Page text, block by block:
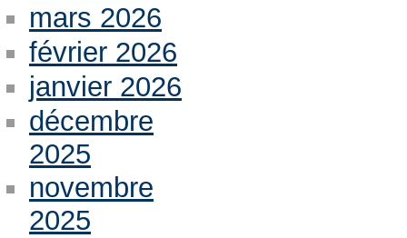
mars 2026
février 2026
janvier 2026
décembre
2025
novembre
2025